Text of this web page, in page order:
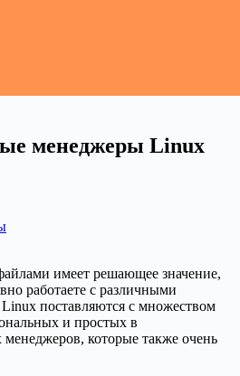
менеджеры Linux
имеет решающее значение,
работаете с различными
поставляются с множеством
и простых в
которые также очень